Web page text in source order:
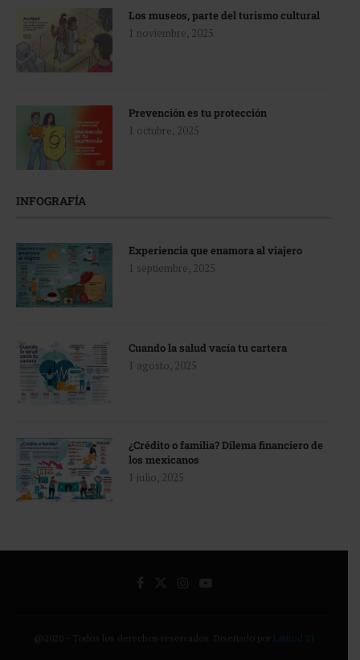
Los museos, parte del turismo cultural
1 noviembre, 2025
Prevención es tu protección
1 octubre, 2025
INFOGRAFÍA
Experiencia que enamora al viajero
1 septiembre, 2025
Cuando la salud vacía tu cartera
1 agosto, 2025
¿Crédito o familia? Dilema financiero de
los mexicanos
1 julio, 2025
Latitud 21